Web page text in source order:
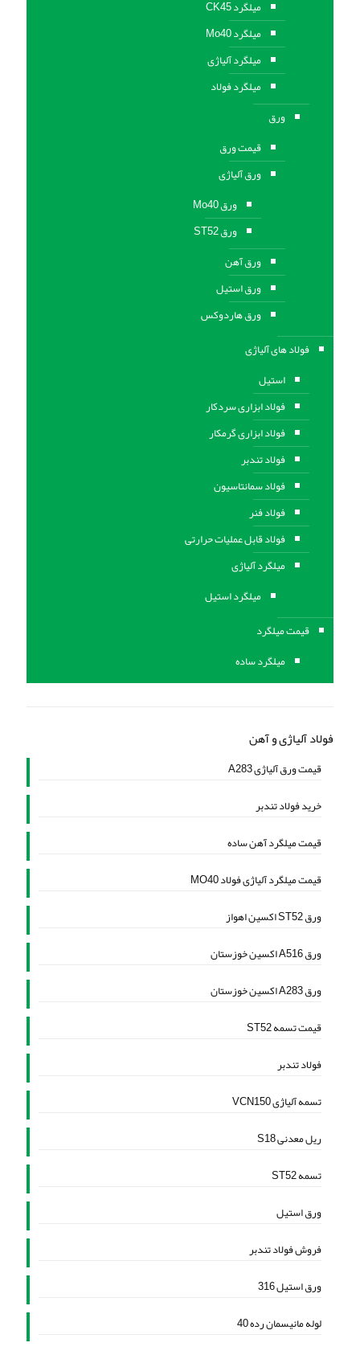
میلگرد CK45
میلگرد Mo40
میلگرد آلیاژی
میلگرد فولاد
ورق
قیمت ورق
ورق آلیاژی
ورق Mo40
ورق ST52
ورق آهن
ورق استيل
ورق هاردوکس
فولاد های آلیاژی
استیل
فولاد ابزاری سردکار
فولاد ابزاری گرمکار
فولاد تندبر
فولاد سمانتاسیون
فولاد فنر
فولاد قابل عملیات حرارتی
ميلگرد آلیاژی
میلگرد استیل
قیمت میلگرد
میلگرد ساده
فولاد آلیاژی و آهن
قیمت ورق آلیاژی A283
خرید فولاد تندبر
قیمت میلگرد آهن ساده
قیمت میلگرد آلیاژی فولاد MO40
ورق ST52 اکسین اهواز
ورق A516 اکسین خوزستان
ورق A283 اکسین خوزستان
قیمت تسمه ST52
فولاد تندبر
تسمه آلیاژی VCN150
ریل معدنی S18
تسمه ST52
ورق استیل
فروش فولاد تندبر
ورق استیل 316
لوله مانیسمان رده 40